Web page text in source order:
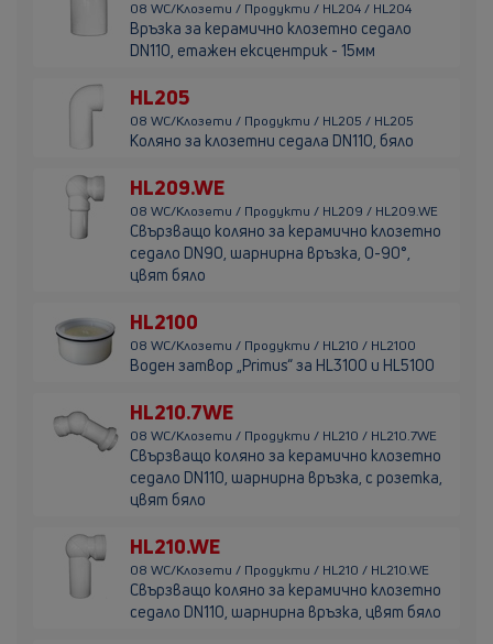
08 WC/Клозети / Продукти / HL204 / HL204
Връзка за керамично клозетно седало
DN110, етажен ексцентрик - 15мм
HL205
08 WC/Клозети / Продукти / HL205 / HL205
Kоляно за клозетни седала DN110, бяло
HL209.WE
08 WC/Клозети / Продукти / HL209 / HL209.WE
Свързващо коляно за керамично клозетно
седало DN90, шарнирна връзка, 0-90°,
цвят бяло
HL2100
08 WC/Клозети / Продукти / HL210 / HL2100
Воден затвор „Primus“ за HL3100 и HL5100
HL210.7WE
08 WC/Клозети / Продукти / HL210 / HL210.7WE
Свързващо коляно за керамично клозетно
седало DN110, шарнирна връзка, с розетка,
цвят бяло
HL210.WE
08 WC/Клозети / Продукти / HL210 / HL210.WE
Свързващо коляно за керамично клозетно
седало DN110, шарнирна връзка, цвят бяло